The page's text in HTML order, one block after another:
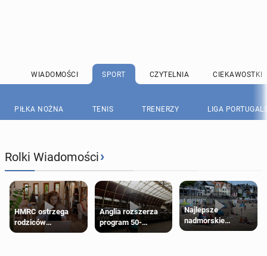
WIADOMOŚCI SPORT CZYTELNIA CIEKAWOSTKI
PIŁKA NOŻNA TENIS TRENERZY LIGA
Rolki Wiadomości›
HMRC ostrzega
rodziców
pobierających Child
Anglia rozszerza
program 50-
procentowych
Najlepsze
nadmorskie
miasteczko blisko